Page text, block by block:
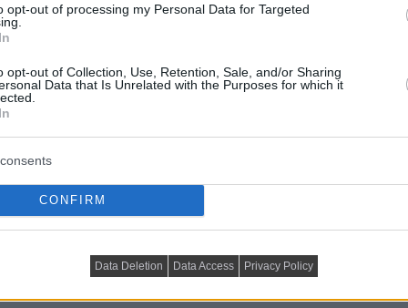
opt-out of processing my Personal Data for Targeted
opt-out of Collection, Use, Retention, Sale, and/or Sharing
Data that Is Unrelated with the Purposes for which it
CONFIRM
Data Deletion Data Access Privacy Policy
választott matrac akár 8-10 évig is szolgálhat
minden alvástípushoz, hanem részletes
szűrőket is. Legyen szó egy természetes
vagy zónázott technológiáról, itt biztosan
az egészségedbe.